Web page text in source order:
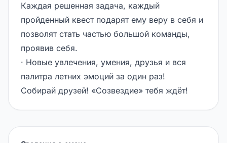
Каждая решенная задача, каждый
пройденный квест подарят ему веру в себя и
позволят стать частью большой команды,
проявив себя.
· Новые увлечения, умения, друзья и вся
палитра летних эмоций за один раз!
Собирай друзей! «Созвездие» тебя ждёт!